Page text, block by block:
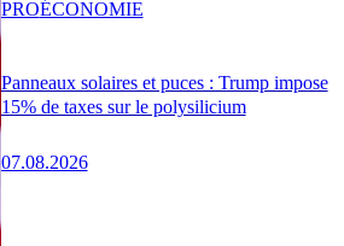
Panneaux solaires et puces : Trump impose
15% de taxes sur le polysilicium
07.08.2026
PROÉCONOMIE